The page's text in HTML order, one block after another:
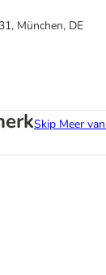
München, DE
Skip Meer